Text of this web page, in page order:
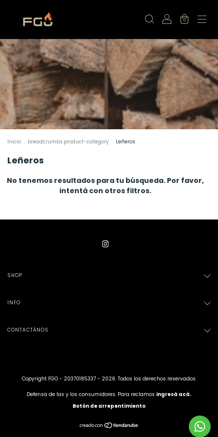
0
Inicio . breadcrumbs.product-category . Leñeros
Leñeros
No tenemos resultados para tu búsqueda. Por favor,
intentá con otros filtros.
SHOP
INFO
CONTACTÁNOS
Copyright FGO - 20370185337 - 2026. Todos los derechos reservados.
Defensa de las y los consumidores. Para reclamos ingresá acá.
Botón de arrepentimiento